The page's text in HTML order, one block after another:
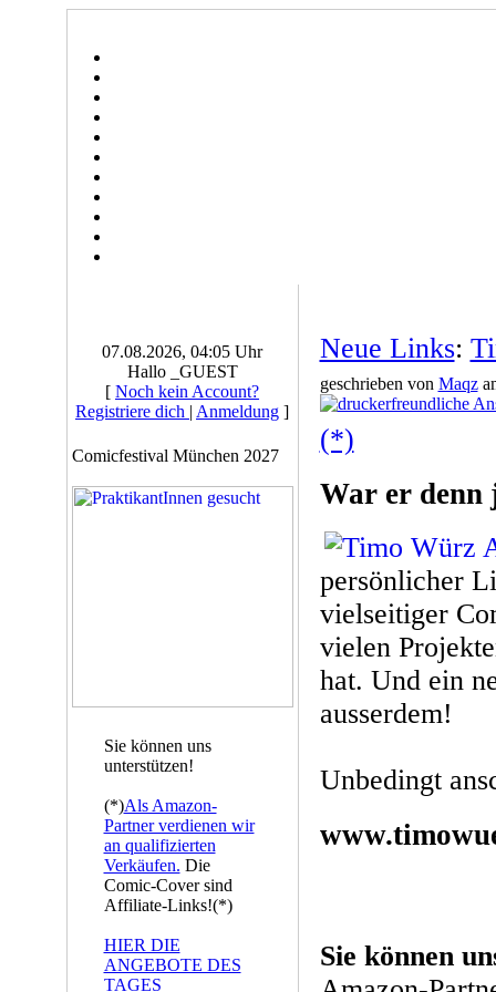
07.08.2026, 04:05 Uhr
Hallo _GUEST
[ Noch kein Account?
Registriere dich | Anmeldung ]
Comicfestival München 2027
Sie können uns
unterstützen!
(*)Als Amazon-
Partner verdienen wir
an qualifizierten
Verkäufen. Die
Comic-Cover sind
Affiliate-Links!(*)
HIER DIE
ANGEBOTE DES
TAGES
Neue Links:
geschrieben von Maqz
(*)
War er denn
persönlicher
vielseitiger
vielen
hat. Und ein
ausserdem!
Unbedingt
Sie können